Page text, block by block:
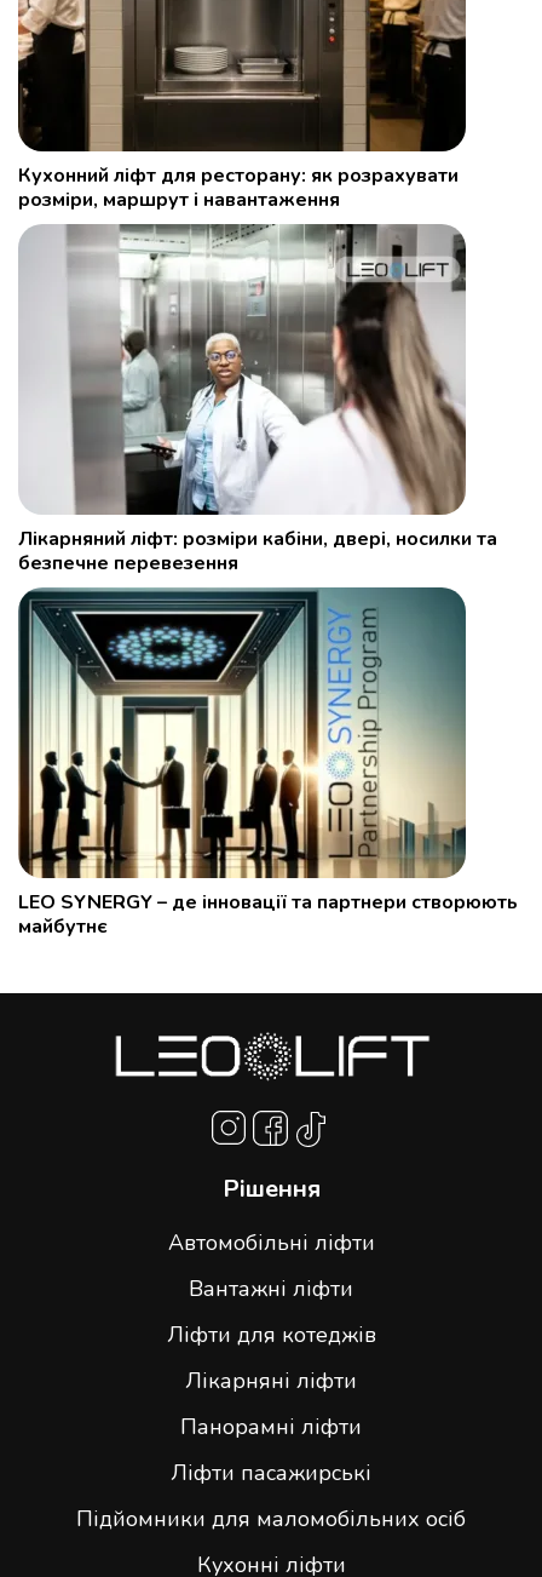
Кухонний ліфт для ресторану: як розрахувати
розміри, маршрут і навантаження
Лікарняний ліфт: розміри кабіни, двері, носилки та
безпечне перевезення
LEO SYNERGY – де інновації та партнери створюють
майбутнє
Рішення
Автомобільні ліфти
Вантажні ліфти
Ліфти для котеджів
Лікарняні ліфти
Панорамні ліфти
Ліфти пасажирські
Підйомники для маломобільних осіб
Кухонні ліфти